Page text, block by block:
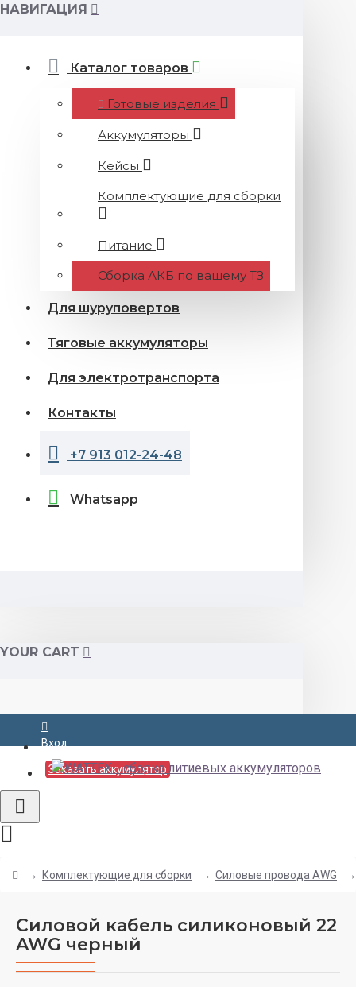
НАВИГАЦИЯ
Каталог товаров
Готовые изделия
Аккумуляторы
Кейсы
Комплектующие для сборки
Питание
Сборка АКБ по вашему ТЗ
Для шуруповертов
Тяговые аккумуляторы
Для электротранспорта
Контакты
+7 913 012-24-48
Whatsapp
YOUR CART
Вход
Заказать аккумулятор
Комплектующие для сборки Силовые провода AWG
Силовой кабель силиконовый 22
AWG черный